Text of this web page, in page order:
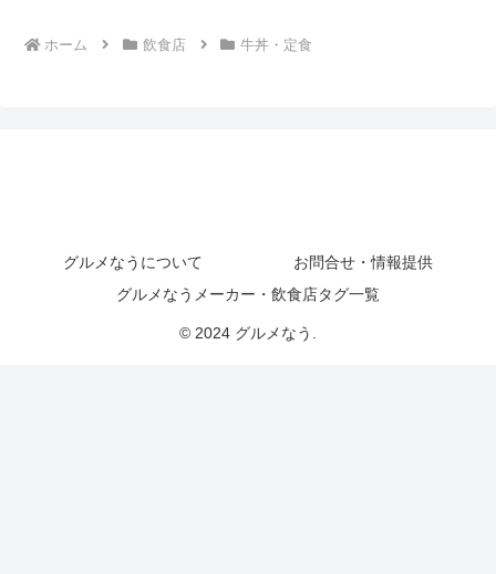
ホーム 飲食店 牛丼・定食
グルメなうについて
お問合せ・情報提供
グルメなうメーカー・飲食店タグ一覧
© 2024 グルメなう.